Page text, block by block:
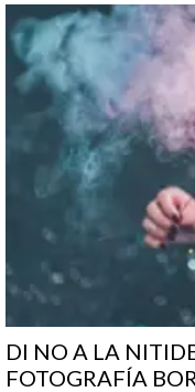
DI NO A LA
FOTOGRAFÍA